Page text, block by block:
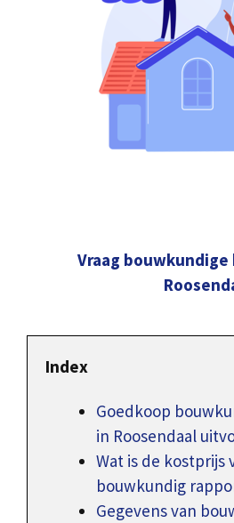
Vraag bouwkundige
Index
Goedkoop
in Roosendaal
Wat is de kostprijs
bouwkundig
Gegevens van